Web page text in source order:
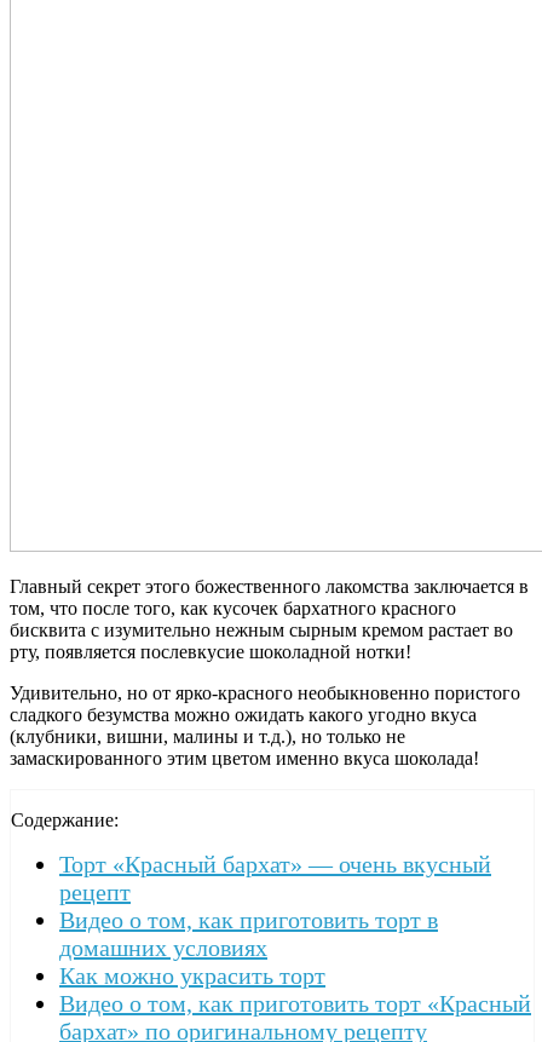
Главный секрет этого божественного лакомства заключается в
том, что после того, как кусочек бархатного красного
бисквита с изумительно нежным сырным кремом растает во
рту, появляется послевкусие шоколадной нотки!
Удивительно, но от ярко-красного необыкновенно пористого
сладкого безумства можно ожидать какого угодно вкуса
(клубники, вишни, малины и т.д.), но только не
замаскированного этим цветом именно вкуса шоколада!
Содержание:
Торт «Красный бархат» — очень вкусный
рецепт
Видео о том, как приготовить торт в
домашних условиях
Как можно украсить торт
Видео о том, как приготовить торт «Красный
бархат» по оригинальному рецепту